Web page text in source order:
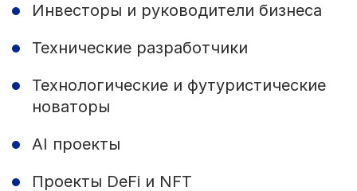
Инвесторы и руководители бизнеса
Технические разработчики
Технологические и футуристические
новаторы
AI проекты
Проекты DeFi и NFT